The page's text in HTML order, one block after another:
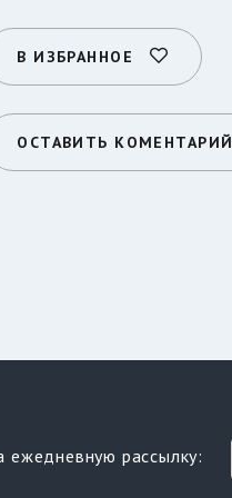
В ИЗБРАННОЕ
ОСТАВИТЬ КОМЕНТАРИЙ
ежедневную рассылку: